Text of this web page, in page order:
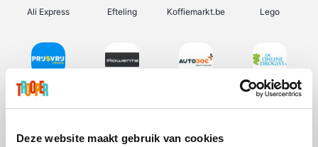
Deze website maakt gebruik van cookies
Ali Express Efteling Koffiemarkt.be Lego
Prijsvrij De Online Drogist